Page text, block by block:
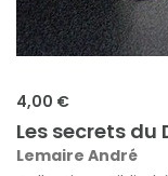
4,00 €
Les secrets du
Lemaire André